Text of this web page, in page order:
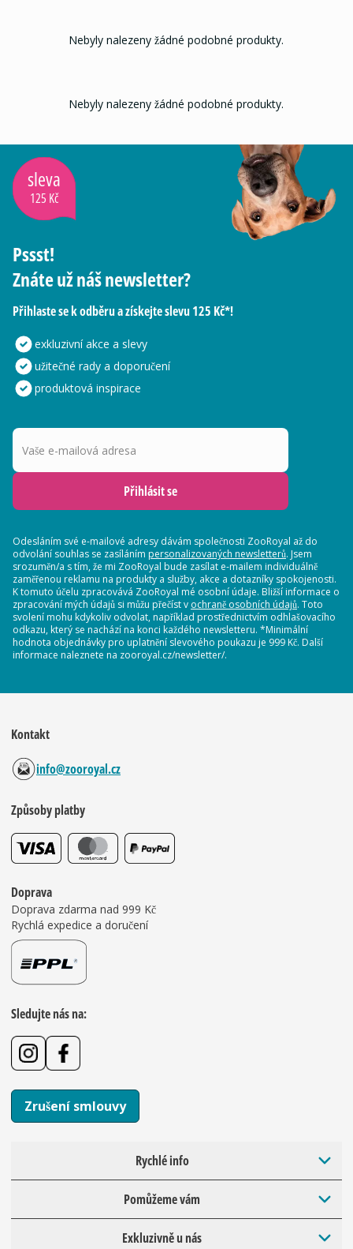
Nebyly nalezeny žádné podobné produkty.
Nebyly nalezeny žádné podobné produkty.
sleva
125 Kč
Pssst!
Znáte už náš newsletter?
Přihlaste se k odběru a získejte slevu 125 Kč*!
exkluzivní akce a slevy
užitečné rady a doporučení
produktová inspirace
Vaše e-mailová adresa
Přihlásit se
Odesláním své e-mailové adresy dávám společnosti ZooRoyal až do
odvolání souhlas se zasíláním personalizovaných newsletterů. Jsem
srozuměn/a s tím, že mi ZooRoyal bude zasílat e-mailem individuálně
zaměřenou reklamu na produkty a služby, akce a dotazníky spokojenosti.
K tomuto účelu zpracovává ZooRoyal mé osobní údaje. Bližší informace o
zpracování mých údajů si můžu přečíst v ochraně osobních údajů. Toto
svolení mohu kdykoliv odvolat, například prostřednictvím odhlašovacího
odkazu, který se nachází na konci každého newsletteru. *Minimální
hodnota objednávky pro uplatnění slevového poukazu je 999 Kč. Další
informace naleznete na zooroyal.cz/newsletter/.
Kontakt
info@zooroyal.cz
Způsoby platby
Doprava
Doprava zdarma nad 999 Kč
Rychlá expedice a doručení
Sledujte nás na:
Zrušení smlouvy
Rychlé info
Pomůžeme vám
Exkluzivně u nás